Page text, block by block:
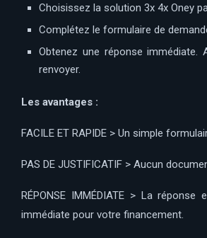
Choisissez la solution 3x 4x Oney
Complétez le formulaire de
Obtenez une réponse immédiate.
renvoyer.
Les avantages :
FACILE ET RAPIDE > Un simple
PAS DE JUSTIFICATIF > Aucun
RÉPONSE IMMÉDIATE > La
immédiate pour votre financement.